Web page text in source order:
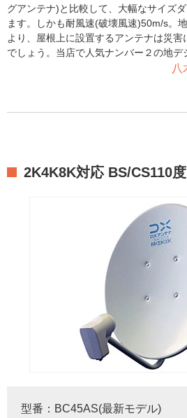
グアンテナ)と比較して、大幅なサイズ
ます。しかも耐風速(破壊風速)50m/s。
より、屋根上に設置するアンテナは災害
でしょう。当店で人気ナンバー２の地デ
八
2K4K8K対応 BS/CS110
型番：BC45AS(最新モデル)